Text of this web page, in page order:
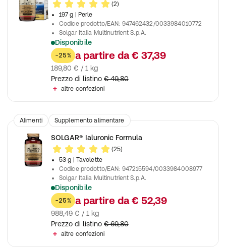
(2)
197 g
| Perle
Codice prodotto/EAN: 947462432/0033984010772
Solgar Italia Multinutrient S.p.A.
Disponibile
Contribuisce alla normale funzione cardiaca
-25% a partire da € 37,39
189,80 € / 1 kg
Prezzo di listino € 49,80
altre confezioni
Alimenti Supplemento alimentare
SOLGAR® Ialuronic Formula
(25)
53 g
| Tavolette
Codice prodotto/EAN: 947215594/0033984008977
Solgar Italia Multinutrient S.p.A.
Disponibile
Contribuisce al mantenimento del contenuto idrico della pelle
-25% a partire da € 52,39
988,49 € / 1 kg
Prezzo di listino € 69,80
altre confezioni